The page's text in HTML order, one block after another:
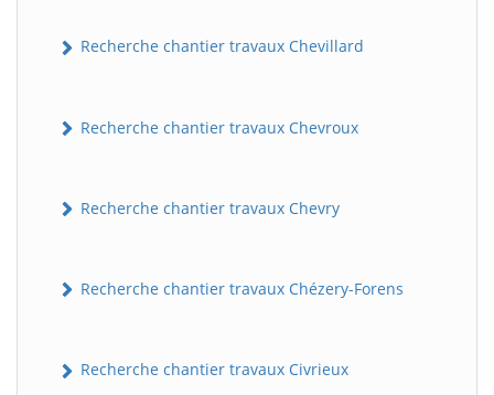
Recherche chantier travaux Chevillard
Recherche chantier travaux Chevroux
Recherche chantier travaux Chevry
Recherche chantier travaux Chézery-Forens
Recherche chantier travaux Civrieux